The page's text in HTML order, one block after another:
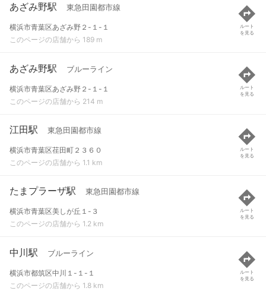
あざみ野駅 東急田園都市線
横浜市青葉区あざみ野２-１-１
このページの店舗から 189 m
ルート
を見る
あざみ野駅 ブルーライン
横浜市青葉区あざみ野２-１-１
このページの店舗から 214 m
ルート
を見る
江田駅 東急田園都市線
横浜市青葉区荏田町２３６０
このページの店舗から 1.1 km
ルート
を見る
たまプラーザ駅 東急田園都市線
横浜市青葉区美しが丘１-３
このページの店舗から 1.2 km
ルート
を見る
中川駅 ブルーライン
横浜市都筑区中川１-１-１
このページの店舗から 1.8 km
ルート
を見る